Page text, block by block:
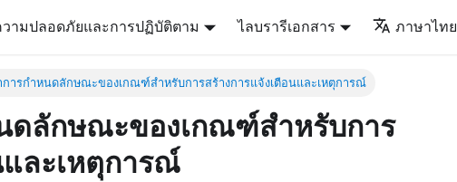
วามปลอดภัยและการปฏิบัติตาม ไลบรารีเอกสาร ภาษาไทย
การกำหนดลักษณะของเกณฑ์สำหรับการสร้างการแจ้งเตือนและเหตุการณ์
ดลักษณะของเกณฑ์สำหรับการ
และเหตุการณ์